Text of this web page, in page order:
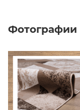
Фотографии